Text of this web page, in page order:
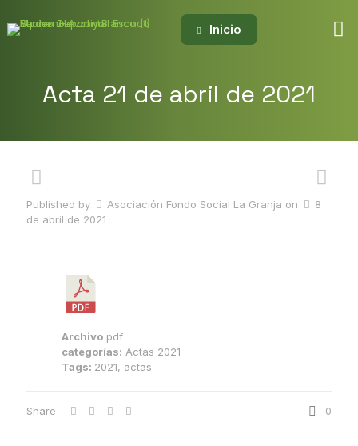
Inicio
Acta 21 de abril de 2021
Published by Asociación Fondo Social La Granja on
8
de abril de 2021
Archivopdf
categorías: Actas 2021
Tags: 2021, actas
Share 0